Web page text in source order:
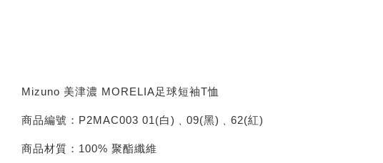
Mizuno 美津濃 MORELIA足球短袖T恤
商品編號：P2MAC003 01(白)﹑09(黑)﹑62(紅)
商品材質：100% 聚酯纖維